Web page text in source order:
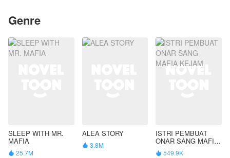
Genre
SLEEP WITH MR.
MAFIA
 25.7M
ALEA STORY
 3.8M
ISTRI PEMBUAT
ONAR SANG MAFIA
KEJAM
 549.9K